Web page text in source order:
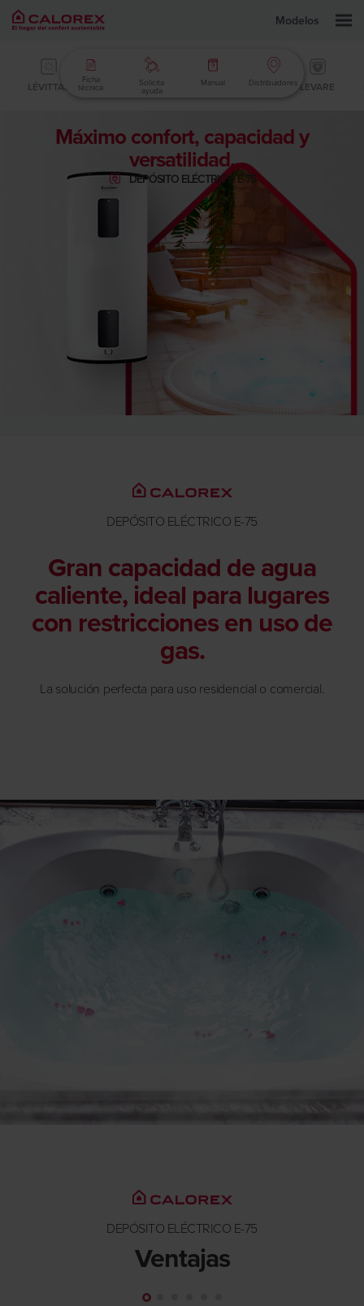
Modelos
LÉVITTAS ELEVA ELEVA R ELEVA PRO LEVARE
Máximo confort, capacidad y
versatilidad.
DEPÓSITO ELÉCTRICO E-75
DEPÓSITO ELÉCTRICO E-75
Gran capacidad de agua
caliente, ideal para lugares
con restricciones en uso de
gas.
La solución perfecta para uso residencial o comercial.
Ficha
técnica Solicita
ayuda
Manual Distribuidores
DEPÓSITO ELÉCTRICO E-75
Ventajas